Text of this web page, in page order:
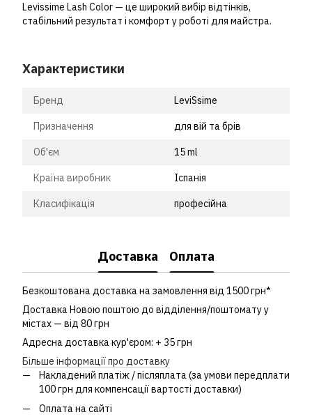
Levissime Lash Color — це широкий вибір відтінків,
стабільний результат і комфорт у роботі для майстра.
Характеристики
Бренд LeviSsime
Призначення для вій та брів
Об'єм 15 ml
Країна виробник Іспанія
Класифікація професійна
Доставка Оплата
Безкоштована доставка на замовлення від 1500 грн*
Доставка Новою поштою до відділення/поштомату у
містах — від 80 грн
Адресна доставка кур'єром: + 35 грн
Більше інформації про доставку
Накладений платіж / післяплата (за умови передплати
100 грн для компенсації вартості доставки)
Оплата на сайті